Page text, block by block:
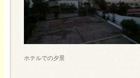
ホテルでの夕景